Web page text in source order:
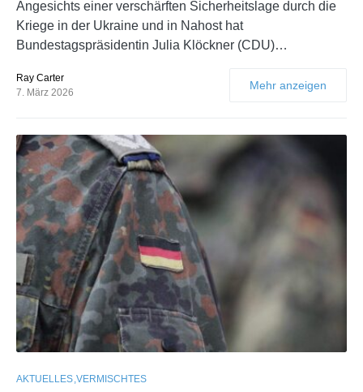
Angesichts einer verschärften Sicherheitslage durch die
Kriege in der Ukraine und in Nahost hat
Bundestagspräsidentin Julia Klöckner (CDU)…
Ray Carter
7. März 2026
Mehr anzeigen
AKTUELLES VERMISCHTES